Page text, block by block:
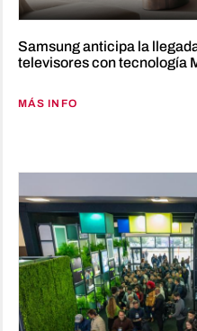
Samsung anticipa la
televisores con tecnología
MÁS INFO